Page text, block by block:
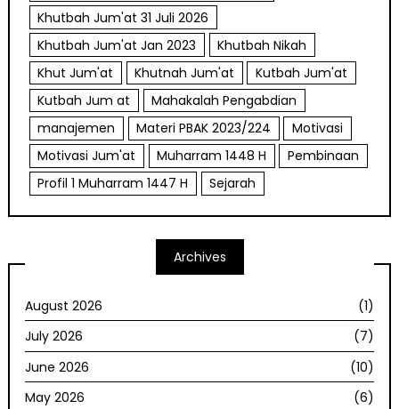
Khutbah Jum'at 31 Juli 2026
Khutbah Jum'at Jan 2023
Khutbah Nikah
Khut Jum'at
Khutnah Jum'at
Kutbah Jum'at
Kutbah Jum at
Mahakalah Pengabdian
manajemen
Materi PBAK 2023/224
Motivasi
Motivasi Jum'at
Muharram 1448 H
Pembinaan
Profil 1 Muharram 1447 H
Sejarah
Archives
August 2026
(1)
July 2026
(7)
June 2026
(10)
May 2026
(6)